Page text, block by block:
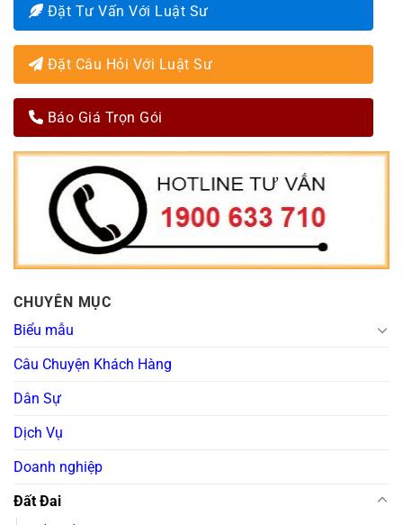
Đặt Tư Vấn Với Luật Sư
Đặt Câu Hỏi Với Luật Sư
Báo Giá Trọn Gói
CHUYÊN MỤC
Biểu mẫu
Câu Chuyện Khách Hàng
Dân Sự
Dịch Vụ
Doanh nghiệp
Đất Đai